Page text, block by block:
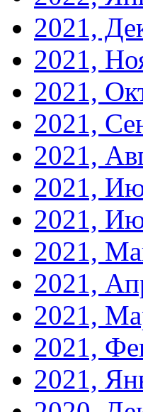
2021,
2021,
2021,
2021,
2021,
2021,
2021,
2021,
2021,
2021,
2021,
2021,